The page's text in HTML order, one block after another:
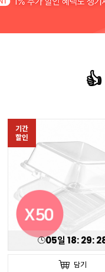
기간
할인
05일18:29:
담기